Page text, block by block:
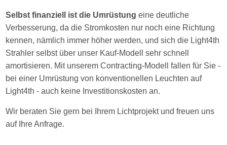
Selbst finanziell ist die Umrüstung eine deutliche
Verbesserung, da die Stromkosten nur noch eine Richtung
kennen, nämlich immer höher werden, und sich die Light4th
Strahler selbst über unser Kauf-Modell sehr schnell
amortisieren. Mit unserem Contracting-Modell fallen für Sie -
bei einer Umrüstung von konventionellen Leuchten auf
Light4th - auch keine Investitionskosten an.
Wir beraten Sie gern bei Ihrem Lichtprojekt und freuen uns
auf Ihre Anfrage.